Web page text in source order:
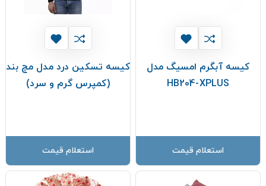
کیسه آبگرم امسیگ مدل
HB204-XPLUS
استعلام قیمت
کیسه تسکین درد مدل مچ بند
(کمپرس گرم و سرد)
استعلام قیمت